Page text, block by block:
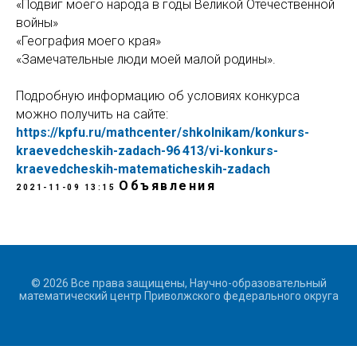
«Подвиг моего народа в годы Великой Отечественной
войны»
«География моего края»
«Замечательные люди моей малой родины».
Подробную информацию об условиях конкурса
можно получить на сайте:
https://kpfu.ru/mathcenter/shkolnikam/konkurs-
kraevedcheskih-zadach-96 413/vi-konkurs-
kraevedcheskih-matematicheskih-zadach
2021-11-09 13:15 Объявления
© 2026 Все права защищены, Научно-образовательный
математический центр Приволжского федерального округа